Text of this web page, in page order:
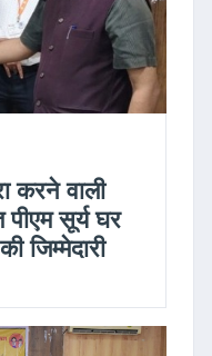
करने वाली
सूर्य घर
जिम्मेदारी